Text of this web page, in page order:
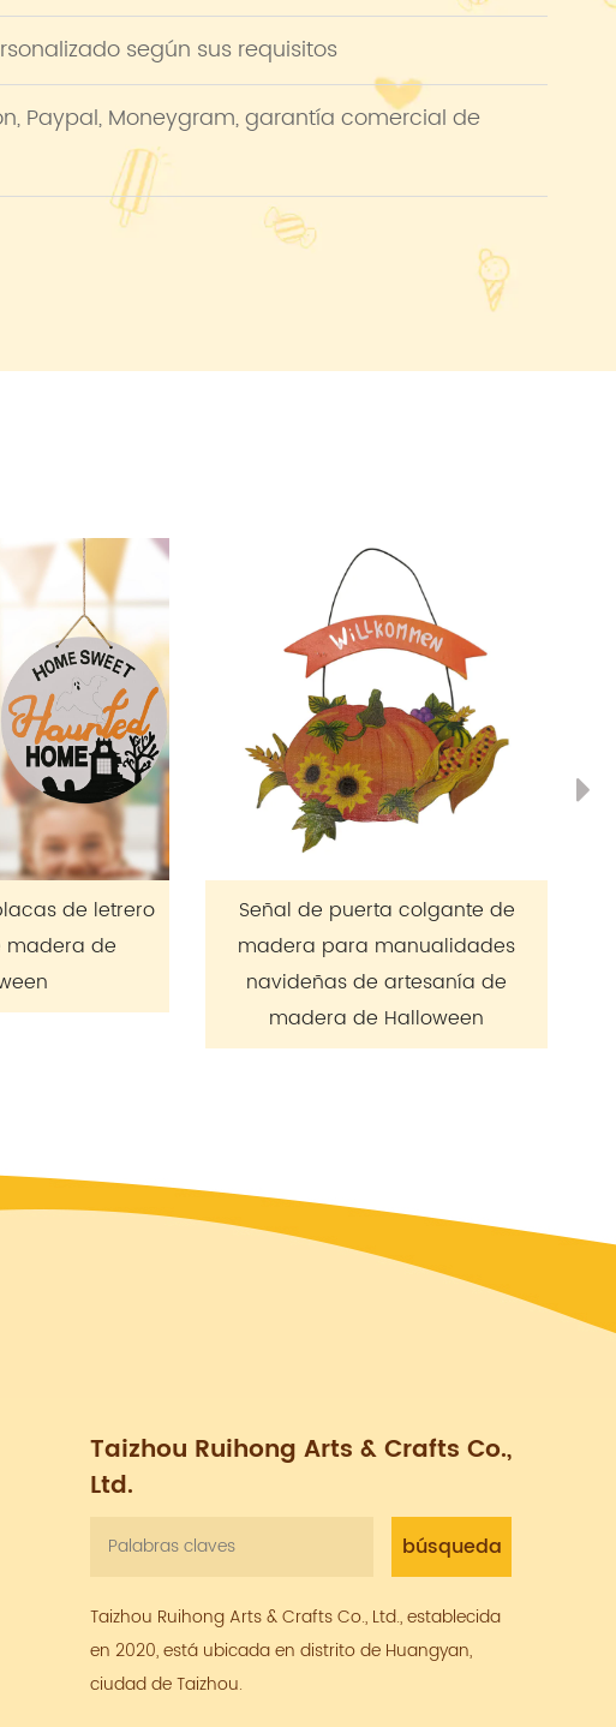
según sus requisitos
Paypal, Moneygram, garantía comercial de
puerta colgante de
para manualidades
de artesanía de
de Halloween
Colgante de búho de madera
para interior de granja,
decoración del hogar para
colgar en la pared
Taizhou Ruihong Arts & Crafts Co.,
Ltd.
Taizhou Ruihong Arts & Crafts Co., Ltd., establecida
en 2020, está ubicada en distrito de Huangyan,
ciudad de Taizhou.